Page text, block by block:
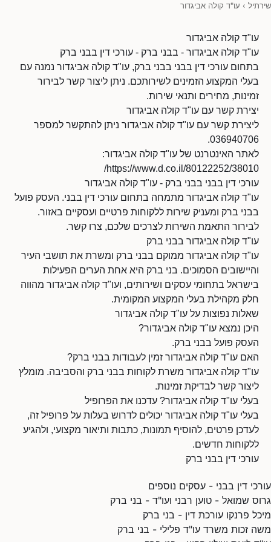
שירתיל › עו"ד קולה אביגדור
עו"ד קולה אביגדור
עו"ד קולה אביגדור - בבני ברק - עורכי דין בבני ברק
בתחום עורכי דין בבני בבני ברק, עו"ד קולה אביגדור נמנה עם
בעלי המקצוע הזמינים לשירותכם. ניתן ליצור קשר לבירור
זמינות, מחירים ותנאי שירות.
יצירת קשר עם עו"ד קולה אביגדור
ליצירת קשר עם עו"ד קולה אביגדור ניתן להתקשר למספר
036940706.
לאתר האינטרנט של עו"ד קולה אביגדור:
https://www.d.co.il/80122252/38010/
עורכי דין בבני בבני ברק - עו"ד קולה אביגדור
עו"ד קולה אביגדור מתמחה בתחום עורכי דין בבני. העסק פועל
בבני ברק ומעניק שירות ללקוחות פרטיים ועסקיים באזור.
לבירור התאמת השירות לצרכים שלכם, צרו קשר.
עו"ד קולה אביגדור בבני ברק
עו"ד קולה אביגדור ממוקם בבני ברק ומשרת את תושבי העיר
והיישובים הסמוכים. בני ברק היא אחת הערים הפעילות
בישראל בתחומי עסקים ושירותים, ועו"ד קולה אביגדור מהווה
חלק מקהילת בעלי המקצוע המקומית.
שאלות נפוצות על עו"ד קולה אביגדור
היכן נמצא עו"ד קולה אביגדור?
העסק פועל בבני ברק.
האם עו"ד קולה אביגדור זמין לעבודות בבני ברק?
עו"ד קולה אביגדור משרת לקוחות בבני ברק והסביבה. מומלץ
ליצור קשר לבדיקת זמינות.
בעלי עו"ד קולה אביגדור? עדכנו את הפרופיל
בעלי עו"ד קולה אביגדור יכולים לדרוש בעלות על פרופיל זה,
לעדכן פרטים, להוסיף תמונות, כתבות ותיאור מקצועי, ולהגיע
ללקוחות חדשים.
עורכי דין בבני ברק
עורכי דין בבני - עסקים נוספים
גרוס שמואל - טוען רבני ועו"ד - בני ברק
מיכל פרנקו עורכת דין - בני ברק
משה זכות משרד עו"ד פלילי - בני ברק